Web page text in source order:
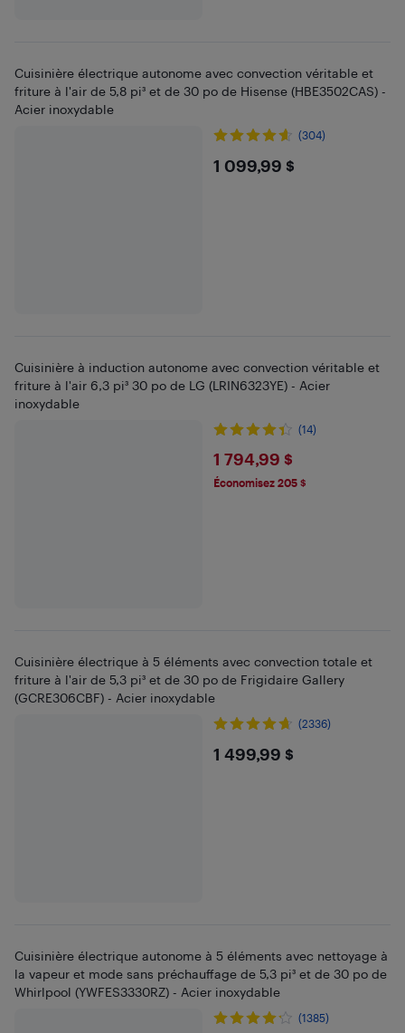
Cuisinière électrique autonome avec convection véritable et
friture à l'air de 5,8 pi³ et de 30 po de Hisense (HBE3502CAS) -
Acier inoxydable
(304)
$1099.99
1 099,99 $
Cuisinière à induction autonome avec convection véritable et
friture à l'air 6,3 pi³ 30 po de LG (LRIN6323YE) - Acier
inoxydable
(14)
$1794.99
1 794,99 $
Économisez 205 $
Cuisinière électrique à 5 éléments avec convection totale et
friture à l'air de 5,3 pi³ et de 30 po de Frigidaire Gallery
(GCRE306CBF) - Acier inoxydable
(2336)
$1499.99
1 499,99 $
Cuisinière électrique autonome à 5 éléments avec nettoyage à
la vapeur et mode sans préchauffage de 5,3 pi³ et de 30 po de
Whirlpool (YWFES3330RZ) - Acier inoxydable
(1385)